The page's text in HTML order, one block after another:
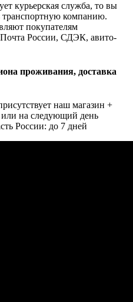
курьерская служба, то вы
транспортную компанию.
покупателям
России, СДЭК, авито-
проживания, доставка
наш магазин +
или на следующий день
России: до 7 дней